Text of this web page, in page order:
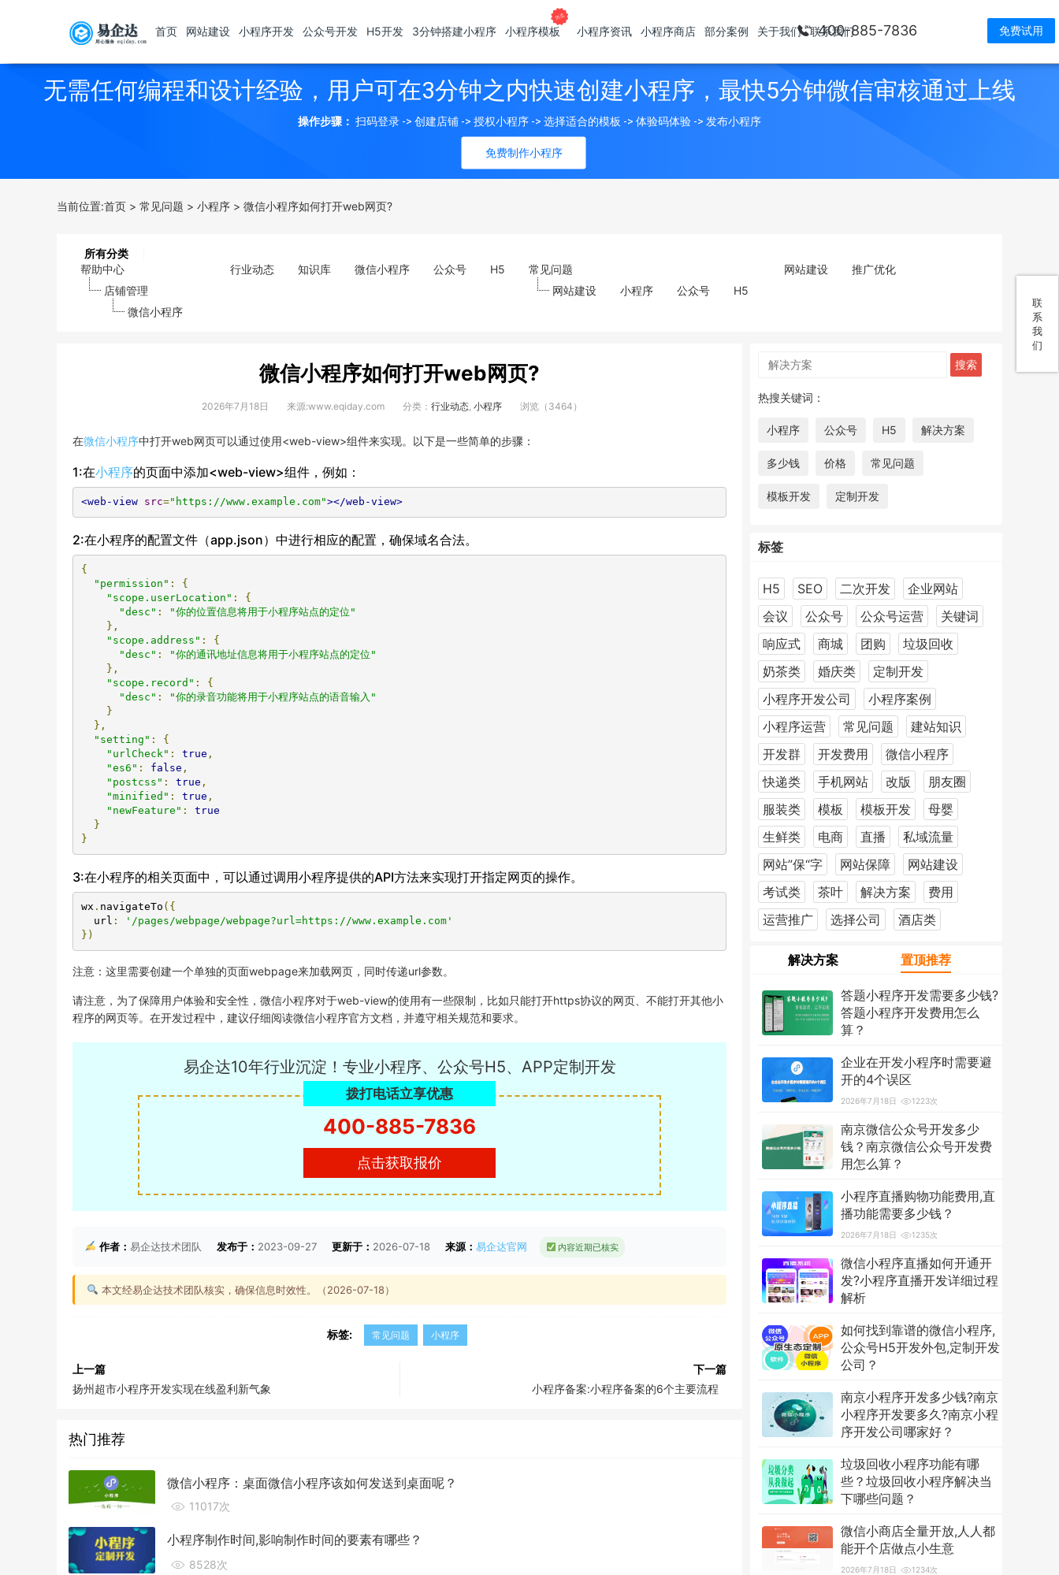
400-885-7836 免费试用
首页 网站建设 小程序开发 公众号开发 H5开发 3分钟搭建小程序 小程序模板 小程序资讯 小程序商店 部分案例 关于我们 联系我们
联
系
我
们
无需任何编程和设计经验，用户可在3分钟之内快速创建小程序，最快5分钟微信审核通过上线
免费制作小程序
操作步骤： 扫码登录 -> 创建店铺 -> 授权小程序 -> 选择适合的模板 -> 体验码体验 -> 发布小程序
当前位置:首页 > 常见问题 > 小程序 > 微信小程序如何打开web网页?
所有分类
帮助中心
店铺管理
微信小程序
行业动态 知识库 微信小程序 公众号 H5
常见问题
网站建设
小程序 公众号 H5
网站建设 推广优化
微信小程序如何打开web网页?
2026年7月18日 来源:www.eqiday.com 分类： 行业动态, 小程序 浏览（3464）
在微信小程序中打开web网页可以通过使用<web-view>组件来实现。以下是一些简单的步骤：
1:在小程序的页面中添加<web-view>组件，例如：
<web-view src="https://www.example.com"></web-view>
2:在小程序的配置文件（app.json）中进行相应的配置，确保域名合法。
{
"permission" :
{
"scope.userLocation" :
{
"desc" :
"你的位置信息将用于小程序站点的定位"
},
"scope.address" :
{
"desc" :
"你的通讯地址信息将用于小程序站点的定位"
},
"scope.record" :
{
"desc" :
"你的录音功能将用于小程序站点的语音输入"
}
},
"setting" :
{
"urlCheck" : true ,
"es6" : false ,
"postcss" : true ,
"minified" : true ,
"newFeature" :
true
}
}
3:在小程序的相关页面中，可以通过调用小程序提供的API方法来实现打开指定网页的操作。
wx . navigateTo ({
  url
:
'/pages/webpage/webpage?url=https://www.example.com'
})
注意：这里需要创建一个单独的页面webpage来加载网页，同时传递url参数。
请注意，为了保障用户体验和安全性，微信小程序对于web-view的使用有一些限制，比如只能打开https协议的网页、不能打开其他小
程序的网页等。在开发过程中，建议仔细阅读微信小程序官方文档，并遵守相关规范和要求。
易企达10年行业沉淀！专业小程序、公众号H5、APP定制开发
拨打电话立享优惠
400-885-7836
点击获取报价
作者： 易企达技术团队 发布于： 2023-09-27 更新于： 2026-07-18 来源： 易企达官网 内容近期已核实
本文经易企达技术团队核实，确保信息时效性。（2026-07-18）
标签: 常见问题 小程序
上一篇
扬州超市小程序开发实现在线盈利新气象
下一篇
小程序备案:小程序备案的6个主要流程
热门推荐
微信小程序：桌面微信小程序该如何发送到桌面呢？
11017次
小程序制作时间,影响制作时间的要素有哪些？
8528次
热搜关键词：
小程序 公众号 H5 解决方案
多少钱 价格 常见问题
模板开发 定制开发
标签
H5 SEO 二次开发
企业网站
会议
公众号 公众号运营
关键词
响应式
商城 团购
垃圾回收
奶茶类
婚庆类
定制开发
小程序开发公司
小程序案例
小程序运营
常见问题
建站知识
开发群
开发费用
微信小程序
快递类
手机网站 改版
朋友圈
服装类
模板 模板开发
母婴
生鲜类
电商 直播
私域流量
网站”保“字
网站保障
网站建设
考试类
茶叶 解决方案
费用
运营推广
选择公司 酒店类
解决方案 置顶推荐
答题小程序开发需要多少钱?
答题小程序开发费用怎么
算？
企业在开发小程序时需要避
开的4个误区
2026年7月18日 1223次
南京微信公众号开发多少
钱？南京微信公众号开发费
用怎么算？
小程序直播购物功能费用,直
播功能需要多少钱？
2026年7月18日 1235次
微信小程序直播如何开通开
发?小程序直播开发详细过程
解析
如何找到靠谱的微信小程序,
公众号H5开发外包,定制开发
公司？
南京小程序开发多少钱?南京
小程序开发要多久?南京小程
序开发公司哪家好？
垃圾回收小程序功能有哪
些？垃圾回收小程序解决当
下哪些问题？
微信小商店全量开放,人人都
能开个店做点小生意
2026年7月18日 1234次